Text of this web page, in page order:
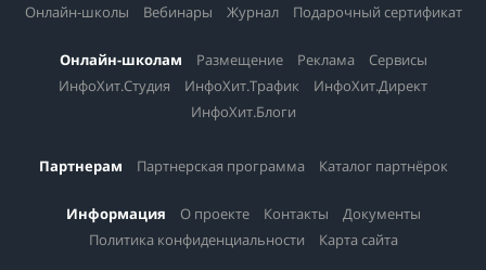
Онлайн-школы
Вебинары Журнал Подарочный сертификат
Онлайн-школам Размещение Реклама
Сервисы
ИнфоХит.Студия
ИнфоХит.Трафик
ИнфоХит.Директ
ИнфоХит.Блоги
Партнерам Партнерская программа Каталог партнёрок
Информация О проекте Контакты
Документы
Политика конфиденциальности
Карта сайта